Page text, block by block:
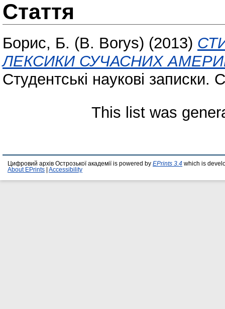
Стаття
Борис, Б. (B. Borys) (2013)
ЛЕКСИКИ СУЧАСНИХ
Студентські наукові
This list was
Цифровий архів Острозької академії is powered by EPrints 3.4 which is
About EPrints
Accessibility